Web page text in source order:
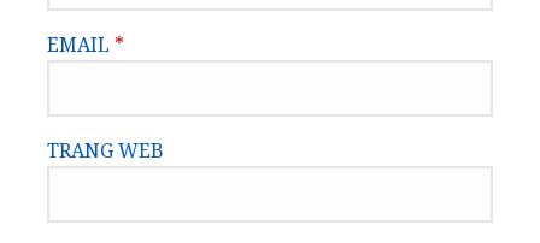
EMAIL *
TRANG WEB